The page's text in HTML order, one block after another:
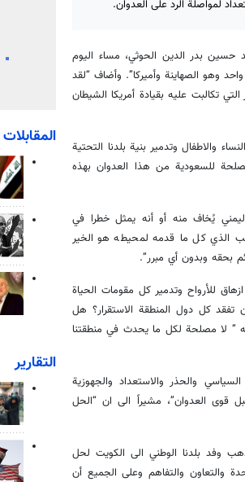
لمواصلة الرد على العدوان.
حسين بدر الدين الحوثي، مساء اليوم
وهو الصهاينة وأميركا”. وأضاف “لقد
تكالبت عليه بقيادة أمريكا الشيطان
والاطفال وتدمير بنية بلدنا التحتية
للسعودية من هذا العدوان بهذه
يُخاف منه أو أنه يمثل خطرا في
الذي كل ما قدمه لمحيطه هو الخير
بحقه وبدون أي مبرر”.
للأرواح وتدمير كل مقومات الحياة
كل دول المنطقة الاستقرار؟ هل
” لا مصلحة لكل ما يحدث في منطقتنا
والحذر والاستعداد والجهوزية
قوى العدوان”، مشيراً الى ان “الحل
وفد بلدنا الوطني الى الكويت لحل
والتعاون والتفاهم وعلى الجميع أن
المقابلات
التقارير